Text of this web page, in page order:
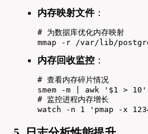
内存映射文件：
# 为数据库优化内存映射
mmap -r /var/lib/
内存回收监控 ：
# 查看内存碎片情况
smem -m | awk '$1 > 10'
# 监控进程内存增长
watch -n 1 'pmap -x